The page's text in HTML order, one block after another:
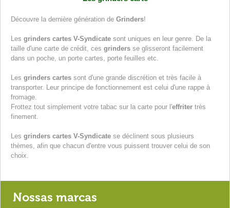
Découvre la dernière génération de Grinders!
Les grinders cartes V-Syndicate sont uniques en leur genre. De la
taille d'une carte de crédit, ces grinders se glisseront facilement
dans un poche, un porte cartes, porte feuilles etc.
Les grinders cartes sont d'une grande discrétion et très facile à
transporter. Leur principe de fonctionnement est celui d'une rappe à
fromage.
Frottez tout simplement votre tabac sur la carte pour l'effriter très
finement.
Les grinders cartes V-Syndicate se déclinent sous plusieurs
thèmes, afin que chacun d'entre vous puissent trouver celui de son
choix.
Nossas marcas